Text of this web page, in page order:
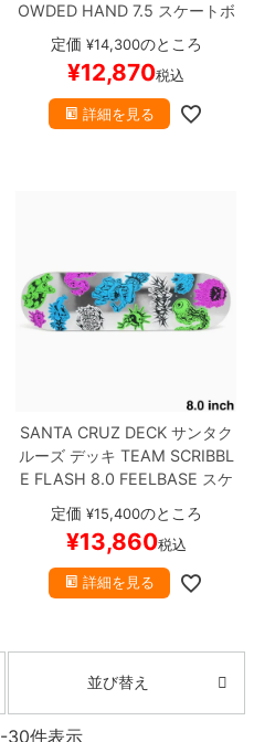
OWDED HAND 7.5 スケートボ
ード スケボー
定価 ¥14,300のところ
¥12,870税込
詳細を見る
SANTA CRUZ DECKサンタク
ルーズデッキ TEAM SCRIBBL
E FLASH 8.0 FEELBASE スケ
ートボード スケボー
定価 ¥15,400のところ
¥13,860税込
詳細を見る
並び替え
-30件表示